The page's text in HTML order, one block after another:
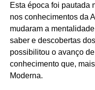
Esta época foi pautada
nos conhecimentos da
mudaram a
saber e descobertas
possibilitou o avanço
conhecimento que,
Moderna.